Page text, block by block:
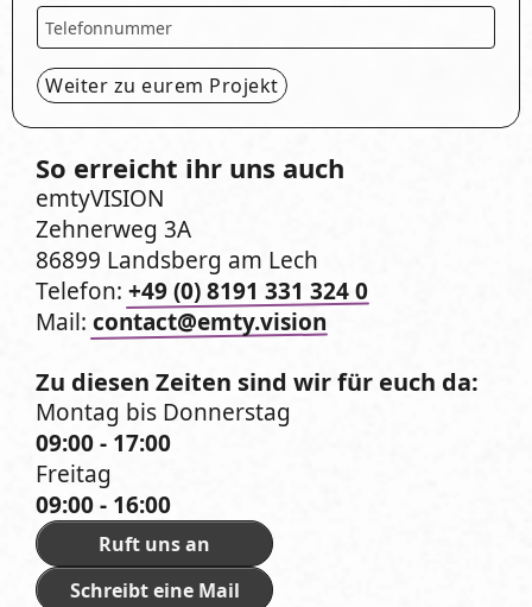
Telefonnummer
*
Weiter zu eurem Projekt
So erreicht ihr uns auch
emtyVISION
Zehnerweg 3A
86899 Landsberg am Lech
Telefon: +49 (0) 8191 331 324 0
Mail: contact@emty.vision
Zu diesen Zeiten sind wir für euch da:
Montag bis Donnerstag
09:00 - 17:00
Freitag
09:00 - 16:00
Ruft uns an
Schreibt eine Mail